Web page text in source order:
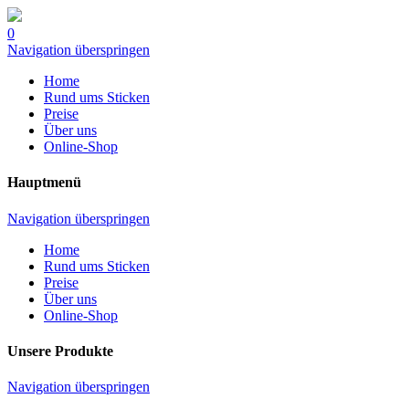
0
Navigation überspringen
Home
Rund ums Sticken
Preise
Über uns
Online-Shop
Hauptmenü
Navigation überspringen
Home
Rund ums Sticken
Preise
Über uns
Online-Shop
Unsere Produkte
Navigation überspringen